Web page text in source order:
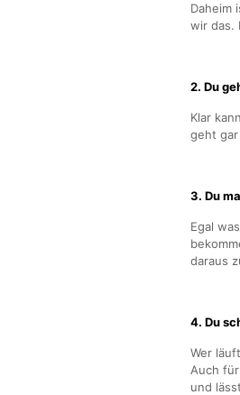
Daheim
wir das.
2. Du
Klar
geht
3. Du
Egal
daraus
4. Du
Wer
Auch
und